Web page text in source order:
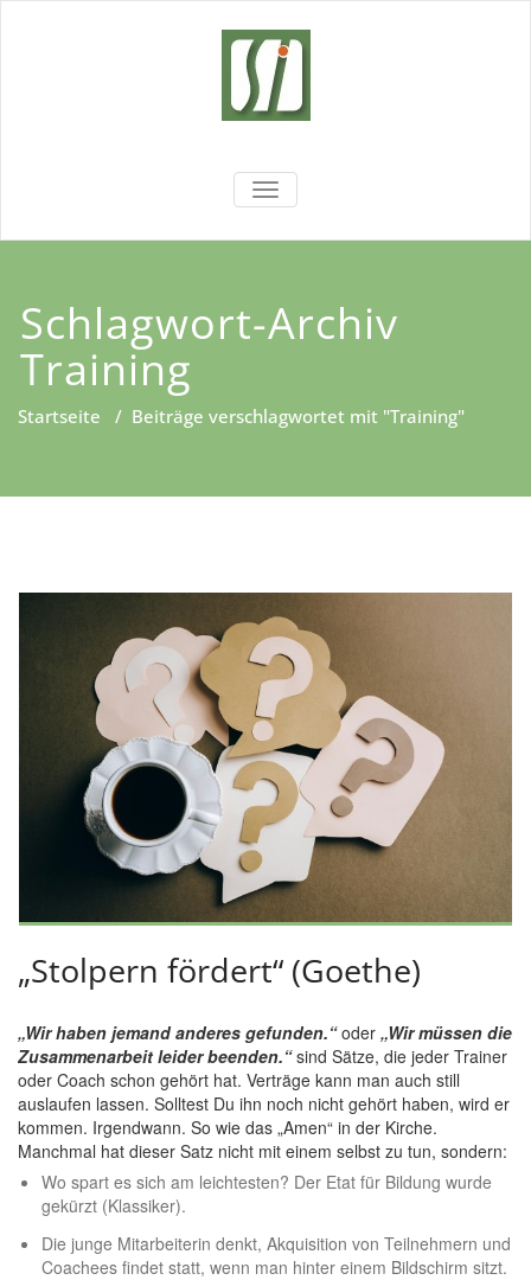
Institut
Wir fördern Ihre Entwicklung!
NAVIGATION UMSCHALTEN
Schlagwort-Archiv
Training
Startseite / Beiträge verschlagwortet mit "Training"
„Stolpern fördert“ (Goethe)
„Wir haben jemand anderes gefunden.“oder „Wir müssen die
Zusammenarbeit leider beenden.“sind Sätze, die jeder Trainer
oder Coach schon gehört hat. Verträge kann man auch still
auslaufen lassen. Solltest Du ihn noch nicht gehört haben, wird er
kommen. Irgendwann. So wie das „Amen“ in der Kirche.
Manchmal hat dieser Satz nicht mit einem selbst zu tun, sondern:
Wo spart es sich am leichtesten? Der Etat für Bildung wurde
gekürzt (Klassiker).
Die junge Mitarbeiterin denkt, Akquisition von Teilnehmern und
Coachees findet statt, wenn man hinter einem Bildschirm sitzt.